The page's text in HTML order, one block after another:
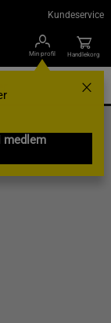
Kundeservice
Min profil
medlem
Handlekorg